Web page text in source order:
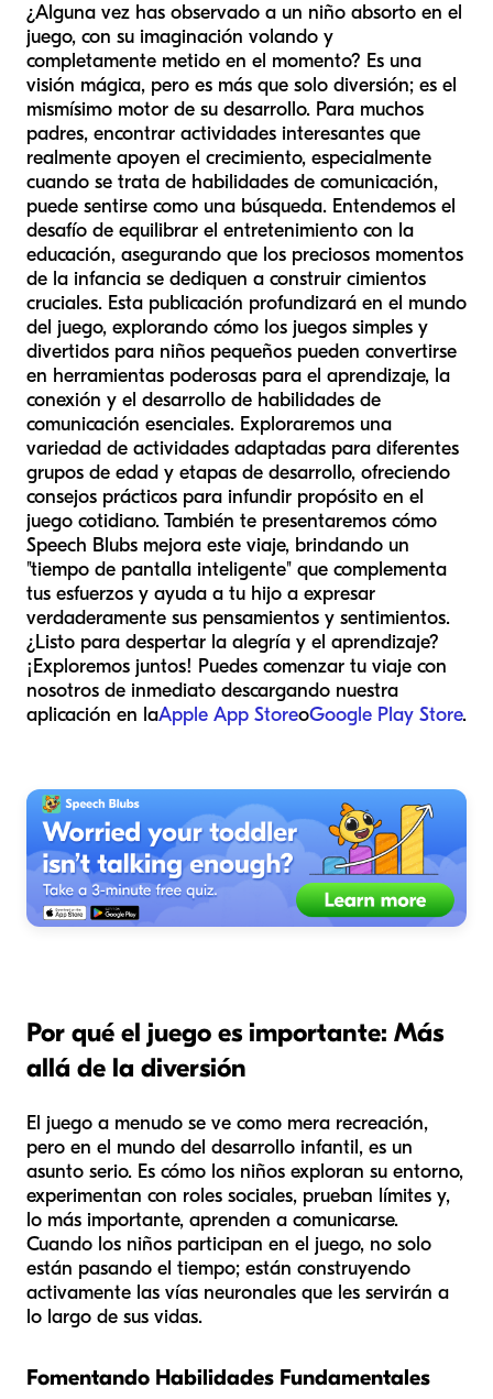
¿Alguna vez has observado a un niño absorto en el
juego, con su imaginación volando y
completamente metido en el momento? Es una
visión mágica, pero es más que solo diversión; es el
mismísimo motor de su desarrollo. Para muchos
padres, encontrar actividades interesantes que
realmente apoyen el crecimiento, especialmente
cuando se trata de habilidades de comunicación,
puede sentirse como una búsqueda. Entendemos el
desafío de equilibrar el entretenimiento con la
educación, asegurando que los preciosos momentos
de la infancia se dediquen a construir cimientos
cruciales. Esta publicación profundizará en el mundo
del juego, explorando cómo los juegos simples y
divertidos para niños pequeños pueden convertirse
en herramientas poderosas para el aprendizaje, la
conexión y el desarrollo de habilidades de
comunicación esenciales. Exploraremos una
variedad de actividades adaptadas para diferentes
grupos de edad y etapas de desarrollo, ofreciendo
consejos prácticos para infundir propósito en el
juego cotidiano. También te presentaremos cómo
Speech Blubs mejora este viaje, brindando un
"tiempo de pantalla inteligente" que complementa
tus esfuerzos y ayuda a tu hijo a expresar
verdaderamente sus pensamientos y sentimientos.
¿Listo para despertar la alegría y el aprendizaje?
¡Exploremos juntos! Puedes comenzar tu viaje con
nosotros de inmediato descargando nuestra
aplicación en laApple App StoreoGoogle Play Store.
Por qué el juego es importante: Más
allá de la diversión
El juego a menudo se ve como mera recreación,
pero en el mundo del desarrollo infantil, es un
asunto serio. Es cómo los niños exploran su entorno,
experimentan con roles sociales, prueban límites y,
lo más importante, aprenden a comunicarse.
Cuando los niños participan en el juego, no solo
están pasando el tiempo; están construyendo
activamente las vías neuronales que les servirán a
lo largo de sus vidas.
Fomentando Habilidades Fundamentales